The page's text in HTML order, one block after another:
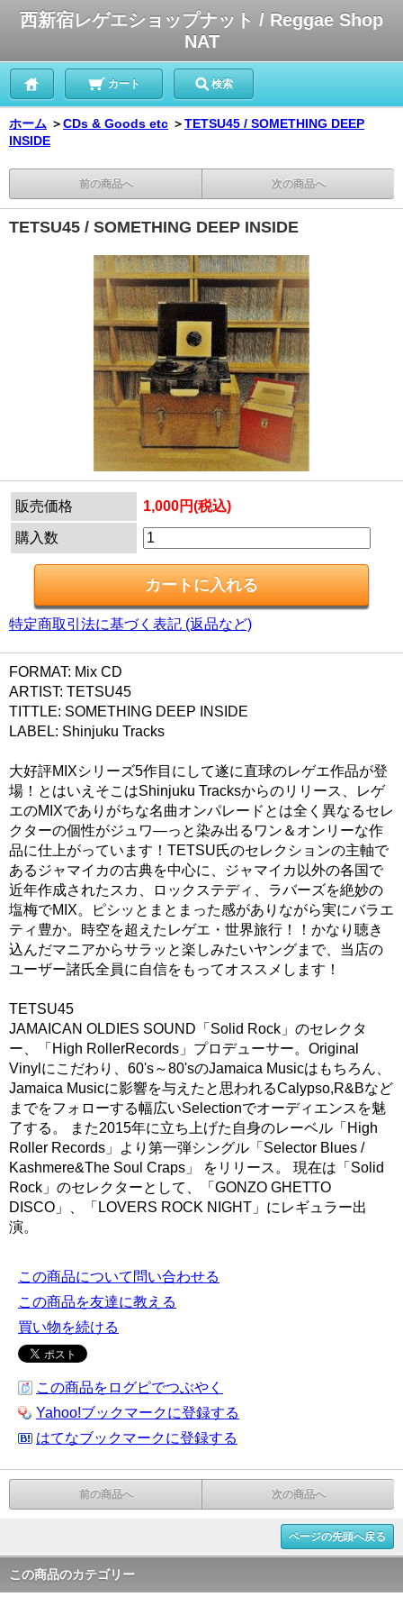
西新宿レゲエショップナット / Reggae Shop
NAT
カート 検索
ホーム ＞CDs & Goods etc ＞TETSU45 / SOMETHING DEEP
INSIDE
前の商品へ 次の商品へ
TETSU45 / SOMETHING DEEP INSIDE
販売価格 1,000円(税込)
購入数
特定商取引法に基づく表記 (返品など)
FORMAT: Mix CD
ARTIST: TETSU45
TITTLE: SOMETHING DEEP INSIDE
LABEL: Shinjuku Tracks
大好評MIXシリーズ5作目にして遂に直球のレゲエ作品が登
場！とはいえそこはShinjuku Tracksからのリリース、レゲ
エのMIXでありがちな名曲オンパレードとは全く異なるセレ
クターの個性がジュワ―っと染み出るワン＆オンリーな作
品に仕上がっています！TETSU氏のセレクションの主軸で
あるジャマイカの古典を中心に、ジャマイカ以外の各国で
近年作成されたスカ、ロックステディ、ラバーズを絶妙の
塩梅でMIX。ピシッとまとまった感がありながら実にバラエ
ティ豊か。時空を超えたレゲエ・世界旅行！！かなり聴き
込んだマニアからサラッと楽しみたいヤングまで、当店の
ユーザー諸氏全員に自信をもってオススメします！
TETSU45
JAMAICAN OLDIES SOUND「Solid Rock」のセレクタ
ー、「High RollerRecords」プロデューサー。Original
Vinylにこだわり、60's～80'sのJamaica Musicはもちろん、
Jamaica Musicに影響を与えたと思われるCalypso,R&Bなど
までをフォローする幅広いSelectionでオーディエンスを魅
了する。 また2015年に立ち上げた自身のレーベル「High
Roller Records」より第一弾シングル「Selector Blues /
Kashmere&The Soul Craps」 をリリース。 現在は「Solid
Rock」のセレクターとして、「GONZO GHETTO
DISCO」、「LOVERS ROCK NIGHT」にレギュラー出
演。
この商品について問い合わせる
この商品を友達に教える
買い物を続ける
この商品をログピでつぶやく
Yahoo!ブックマークに登録する
はてなブックマークに登録する
前の商品へ 次の商品へ
ページの先頭へ戻る
この商品のカテゴリー